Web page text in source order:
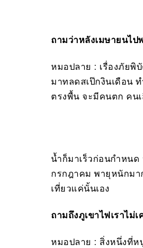
ถามว่าหลังเมษายนไ
หมอปลาย : เรื่องภัยพิ
มาทลดสเป๊กงินเดือน
ตรงพื้น จะมีคนตก คน
น้ำก็มาเร็วก่อนกำหน
กรกฎาคม พายุหนักมา
เที่ยวแค่นั้นเอง
ถามถึงภูเขาไฟเราไม่
หมอปลาย : สิ่งหนึ่งที่